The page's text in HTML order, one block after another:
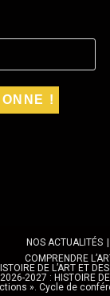
NOS ACTUALITÉS
COMPRENDRE
DE L’ART ET
2027 : HISTOIRE
». Cycle de